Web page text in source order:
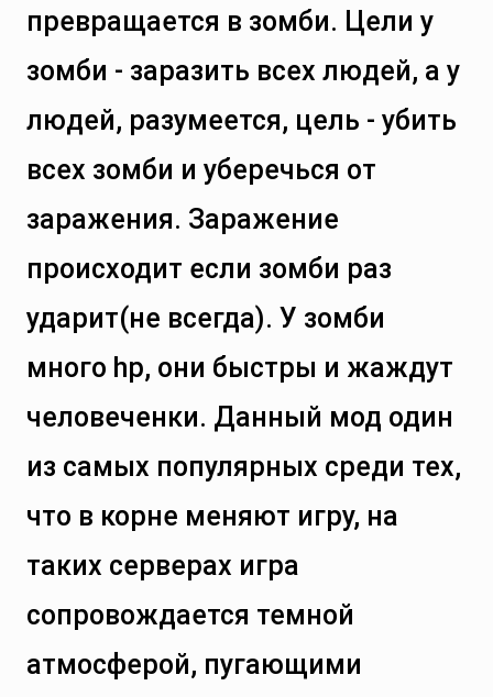
превращается в зомби. Цели у
зомби - заразить всех людей, а у
людей, разумеется, цель - убить
всех зомби и уберечься от
заражения. Заражение
происходит если зомби раз
ударит(не всегда). У зомби
много hp, они быстры и жаждут
человеченки. Данный мод один
из самых популярных среди тех,
что в корне меняют игру, на
таких серверах игра
сопровождается темной
атмосферой, пугающими